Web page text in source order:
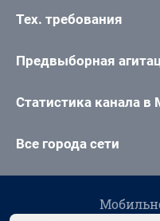
Тех. требования
Предвыборная
Статистика канала в
Все города сети